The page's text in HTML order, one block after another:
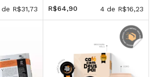
de R$31,73 R$64,90 4 de R$16,23